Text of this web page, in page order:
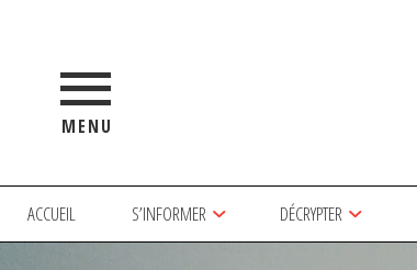
MENU
ACCUEIL S’INFORMER DÉCRYPTER